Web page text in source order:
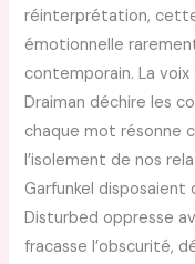
réinterprétation,
émotionnelle
contemporain. La
Draiman déchire les
chaque mot résonne
l’isolement de nos
Garfunkel disposaient
Disturbed oppresse
fracasse l’obscurité,